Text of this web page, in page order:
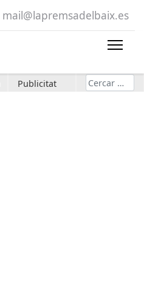
mail@lapremsadelbaix.es
Publicitat Cerca